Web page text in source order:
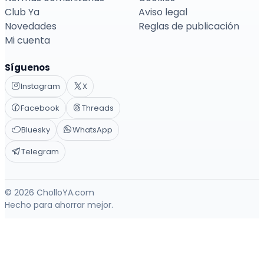
Club Ya
Novedades
Mi cuenta
Aviso legal
Reglas de publicación
Síguenos
Instagram
X
Facebook
Threads
Bluesky
WhatsApp
Telegram
© 2026 CholloYA.com
Hecho para ahorrar mejor.